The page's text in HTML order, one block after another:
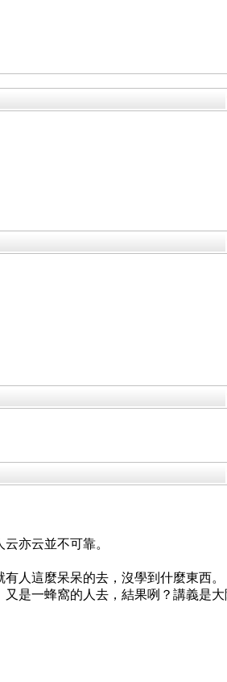
亦云並不可靠。
人這麼呆呆的去，沒學到什麼東西。
是一蜂窩的人去，結果咧？講義是